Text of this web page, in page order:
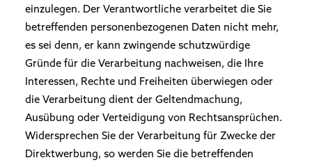
einzulegen. Der Verantwortliche verarbeitet die Sie
betreffenden personenbezogenen Daten nicht mehr,
es sei denn, er kann zwingende schutzwürdige
Gründe für die Verarbeitung nachweisen, die Ihre
Interessen, Rechte und Freiheiten überwiegen oder
die Verarbeitung dient der Geltendmachung,
Ausübung oder Verteidigung von Rechtsansprüchen.
Widersprechen Sie der Verarbeitung für Zwecke der
Direktwerbung, so werden Sie die betreffenden